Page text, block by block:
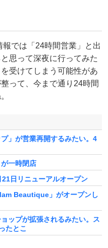
では「24時間営業」と出
思って深夜に行ってみた
受けてしまう可能性があ
って、今まで通り24時間
」が営業再開するみたい。4
一時閉店
日リニューアルオープン
Beautique」がオープンし
ップが拡張されるみたい。ス
たとこ